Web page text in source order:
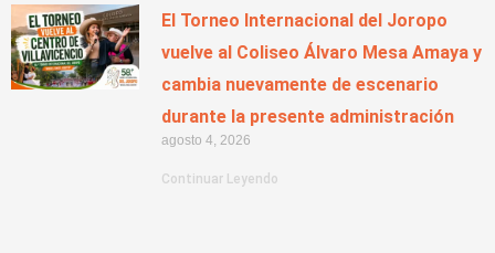
El Torneo Internacional del Joropo
vuelve al Coliseo Álvaro Mesa Amaya y
cambia nuevamente de escenario
durante la presente administración
agosto 4, 2026
Continuar Leyendo